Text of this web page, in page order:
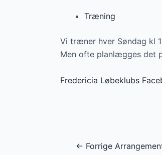
Træning
Vi træner hver Søndag kl
Men ofte planlægges det
Fredericia Løbeklubs
Post← Forrige